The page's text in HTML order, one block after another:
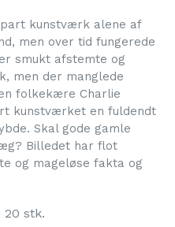
kunstværk alene af
men over tid fungerede
smukt afstemte og
men der manglede
folkekære Charlie
kunstværket en fuldendt
Skal gode gamle
Billedet har flot
og mageløse fakta og
20 stk.